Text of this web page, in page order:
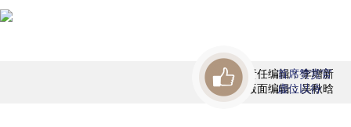
责任编辑：李增新
版面编辑：吴秋晗
首席赞赏官
虚位以待